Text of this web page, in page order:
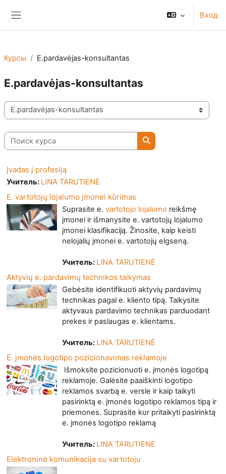
Вход
Курсы E.pardavėjas-konsultantas
E.pardavėjas-konsultantas
Категории курсов
Поиск курса
Поиск курса
Įvadas į profesiją
Учитель: LINA TARUTIENĖ
E. vartotojų lojalumo įmonei kūrimas
Suprasite e. vartotojo lojalumo reikšmę
įmonei ir išmanysite e. vartotojų lojalumo
įmonei klasifikaciją. Žinosite, kaip keisti
nelojalių įmonei e. vartotojų elgseną.
Учитель: LINA TARUTIENĖ
Aktyvių e. pardavimų technikos taikymas
Gebėsite identifikuoti aktyvių pardavimų
technikas pagal e. kliento tipą. Taikysite
aktyvaus pardavimo technikas parduodant
prekes ir paslaugas e. klientams.
Учитель: LINA TARUTIENĖ
E. įmonės logotipo pozicionavimas reklamoje
Išmoksite pozicionuoti e. įmonės logotipą
reklamoje. Galėsite paaiškinti logotipo
reklamos svarbą e. versle ir kaip taikyti
pasirinktą e. įmonės logotipo reklamos tipą ir
priemones. Suprasite kur pritaikyti pasirinktą
e. įmonės logotipo reklamą
Учитель: LINA TARUTIENĖ
Elektroninė komunikacija su vartotoju